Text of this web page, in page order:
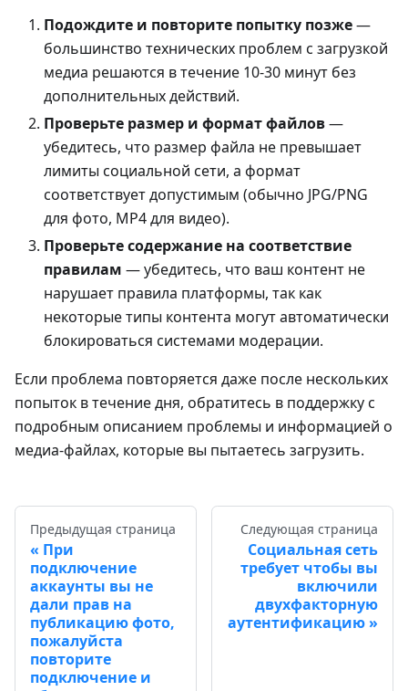
Подождите и повторите попытку позже—
большинство технических проблем с загрузкой
медиа решаются в течение 10-30 минут без
дополнительных действий.
Проверьте размер и формат файлов—
убедитесь, что размер файла не превышает
лимиты социальной сети, а формат
соответствует допустимым (обычно JPG/PNG
для фото, MP4 для видео).
Проверьте содержание на соответствие
правилам — убедитесь, что ваш контент не
нарушает правила платформы, так как
некоторые типы контента могут автоматически
блокироваться системами модерации.
Если проблема повторяется даже после нескольких
попыток в течение дня, обратитесь в поддержку с
подробным описанием проблемы и информацией о
медиа-файлах, которые вы пытаетесь загрузить.
Предыдущая страница
При
подключение
аккаунты вы не
дали прав на
публикацию фото,
пожалуйста
повторите
подключение и
Следующая страница
Социальная сеть
требует чтобы вы
включили
двухфакторную
аутентификацию